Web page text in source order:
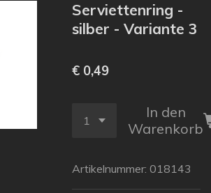
Serviettenring -
silber - Variante 3
€ 0,49
In den
Warenkorb
Artikelnummer: 018143